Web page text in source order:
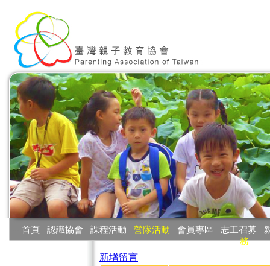
首頁 認識協會 課程活動 營隊活動 會員專區 志工召募
務
新增留言